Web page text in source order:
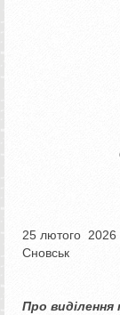
25
Про